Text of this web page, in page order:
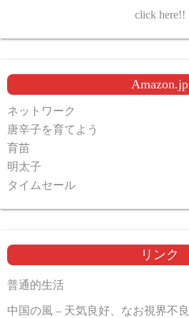
click here!!
Amazon.jp
ネットワーク
唐辛子を育てよう
育苗
明太子
タイムセール
リンク
普通的生活
中国の風 – 天気良好、なお視界不良